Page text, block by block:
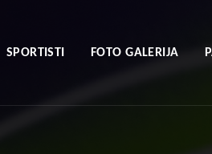
SPORTISTI FOTO GALERIJA